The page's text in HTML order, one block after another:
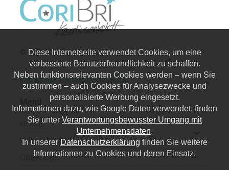
© 2026 | CoriBri Kreativwerkstatt
Impressum|Datenschutz|AGB
HOME
PRODUKTE
ÜBER UNS
Diese Internetseite verwendet Cookies, um eine
verbesserte Benutzerfreundlichkeit zu schaffen.
Neben funktionsrelevanten Cookies werden – wenn Sie
zustimmen – auch Cookies für Analysezwecke und
personalisierte Werbung eingesetzt.
Informationen dazu, wie Google Daten verwendet, finden
Sie unter Verantwortungsbewusster Umgang mit
Unternehmensdaten.
In unserer Datenschutzerklärung finden Sie weitere
Informationen zu Cookies und deren Einsatz.